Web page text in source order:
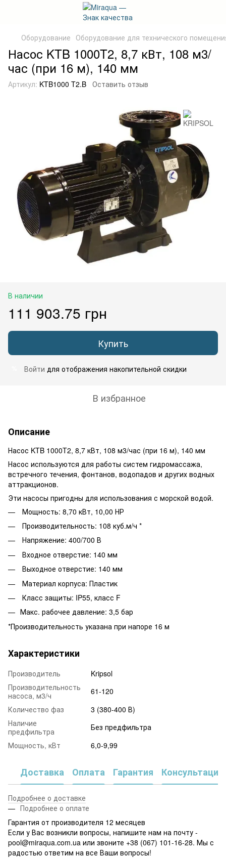
Оборудование Оборудование для технического
Насос KTB 1000T2, 8,7 кВт, 108 м3/
час (при 16 м), 140 мм
Артикул: KTB1000 T2.B Оставить отзыв
В наличии
111 903.75 грн
Купить
Войти для отображения накопительной скидки
В избранное
Описание
Насос KTB 1000T2, 8,7 кВт, 108 м3/час (при 16 м), 140 мм
Насос используются для работы систем гидромассажа,
встречного течения, фонтанов, водопадов и других водных
аттракционов.
Эти насосы пригодны для использования с морской водой.
Мощность: 8,70 кВт, 10,00 НР
Производительность: 108 куб.м/ч *
Напряжение: 400/700 В
Входное отверстие: 140 мм
Выходное отверстие: 140 мм
Материал корпуса: Пластик
Класс защиты: IP55, класс F
Макс. рабочее давление: 3,5 бар
*Производительность указана при напоре 16 м
Характеристики
Производитель
Kripsol
Производительность
насоса, м3/ч
61-120
Количество фаз
3 (380-400 В)
Наличие
предфильтра
Без предфильтра
Мощность, кВт
6,0-9,99
Доставка Оплата Гарантия Консультация
Подробнее о доставке
Подробнее о оплате
Гарантия от производителя 12 месяцев
Если у Вас возникли вопросы, напишите нам на почту -
pool@miraqua.com.ua или звоните +38 (067) 101-16-28. Мы с
радостью ответим на все Ваши вопросы!